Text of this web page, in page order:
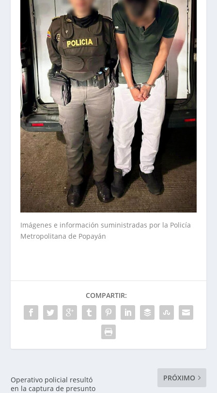
Imágenes e información suministradas por la Policía
Metropolitana de Popayán
COMPARTIR:
Operativo policial resultó
en la captura de presunto
PRÓXIMO